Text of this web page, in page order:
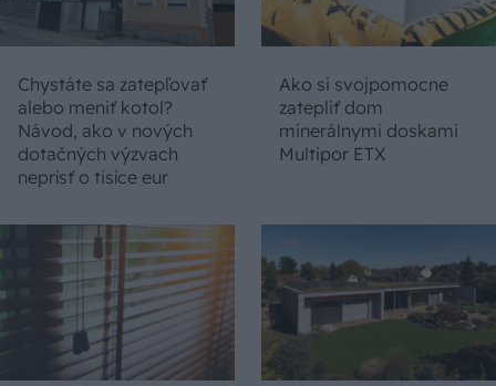
Chystáte sa zatepľovať
alebo meniť kotol?
Návod, ako v nových
dotačných výzvach
neprísť o tisíce eur
Ako si svojpomocne
zatepliť dom
minerálnymi doskami
Multipor ETX